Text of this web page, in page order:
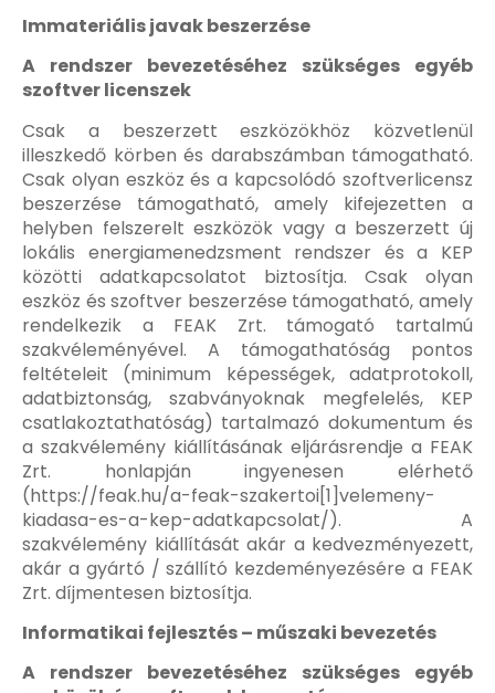
Immateriális javak beszerzése
A rendszer bevezetéséhez szükséges egyéb
szoftver licenszek
Csak a beszerzett eszközökhöz közvetlenül
illeszkedő körben és darabszámban támogatható.
Csak olyan eszköz és a kapcsolódó szoftverlicensz
beszerzése támogatható, amely kifejezetten a
helyben felszerelt eszközök vagy a beszerzett új
lokális energiamenedzsment rendszer és a KEP
közötti adatkapcsolatot biztosítja. Csak olyan
eszköz és szoftver beszerzése támogatható, amely
rendelkezik a FEAK Zrt. támogató tartalmú
szakvéleményével. A támogathatóság pontos
feltételeit (minimum képességek, adatprotokoll,
adatbiztonság, szabványoknak megfelelés, KEP
csatlakoztathatóság) tartalmazó dokumentum és
a szakvélemény kiállításának eljárásrendje a FEAK
Zrt. honlapján ingyenesen elérhető
(https://feak.hu/a-feak-szakertoi[1]velemeny-
kiadasa-es-a-kep-adatkapcsolat/). A
szakvélemény kiállítását akár a kedvezményezett,
akár a gyártó / szállító kezdeményezésére a FEAK
Zrt. díjmentesen biztosítja.
Informatikai fejlesztés – műszaki bevezetés
A rendszer bevezetéséhez szükséges egyéb